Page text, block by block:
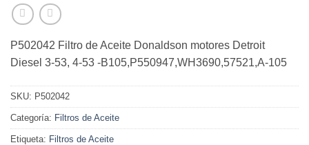
P502042 Filtro de Aceite Donaldson motores Detroit
Diesel 3-53, 4-53 -B105,P550947,WH3690,57521,A-105
SKU: P502042
Categoría: Filtros de Aceite
Etiqueta: Filtros de Aceite